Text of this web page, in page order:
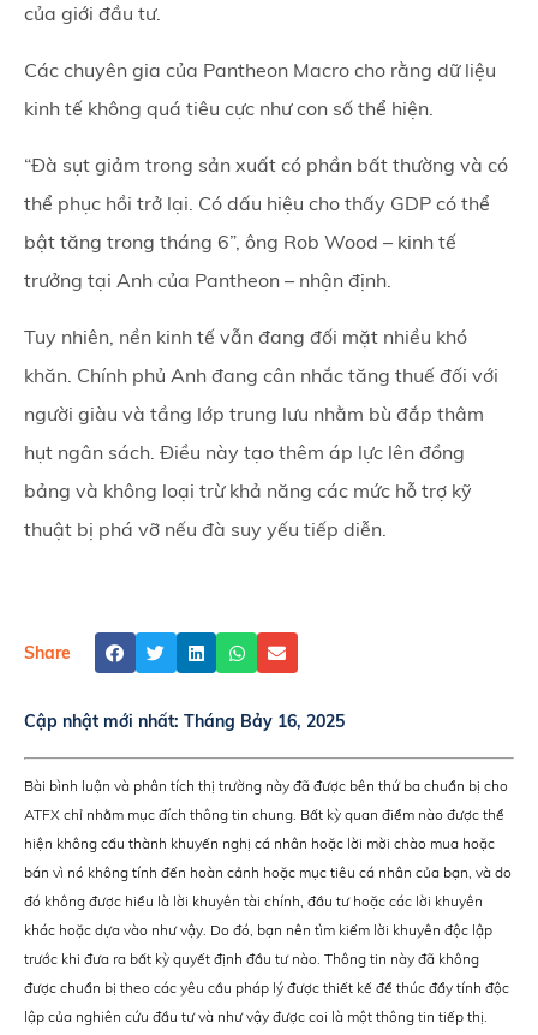
của giới đầu tư.
Các chuyên gia của Pantheon Macro cho rằng dữ liệu
kinh tế không quá tiêu cực như con số thể hiện.
“Đà sụt giảm trong sản xuất có phần bất thường và có
thể phục hồi trở lại. Có dấu hiệu cho thấy GDP có thể
bật tăng trong tháng 6”, ông Rob Wood – kinh tế
trưởng tại Anh của Pantheon – nhận định.
Tuy nhiên, nền kinh tế vẫn đang đối mặt nhiều khó
khăn. Chính phủ Anh đang cân nhắc tăng thuế đối với
người giàu và tầng lớp trung lưu nhằm bù đắp thâm
hụt ngân sách. Điều này tạo thêm áp lực lên đồng
bảng và không loại trừ khả năng các mức hỗ trợ kỹ
thuật bị phá vỡ nếu đà suy yếu tiếp diễn.
Share
Cập nhật mới nhất: Tháng Bảy 16, 2025
Bài bình luận và phân tích thị trường này đã được bên thứ ba chuẩn bị cho
ATFX chỉ nhằm mục đích thông tin chung. Bất kỳ quan điểm nào được thể
hiện không cấu thành khuyến nghị cá nhân hoặc lời mời chào mua hoặc
bán vì nó không tính đến hoàn cảnh hoặc mục tiêu cá nhân của bạn, và do
đó không được hiểu là lời khuyên tài chính, đầu tư hoặc các lời khuyên
khác hoặc dựa vào như vậy. Do đó, bạn nên tìm kiếm lời khuyên độc lập
trước khi đưa ra bất kỳ quyết định đầu tư nào. Thông tin này đã không
được chuẩn bị theo các yêu cầu pháp lý được thiết kế để thúc đẩy tính độc
lập của nghiên cứu đầu tư và như vậy được coi là một thông tin tiếp thị.